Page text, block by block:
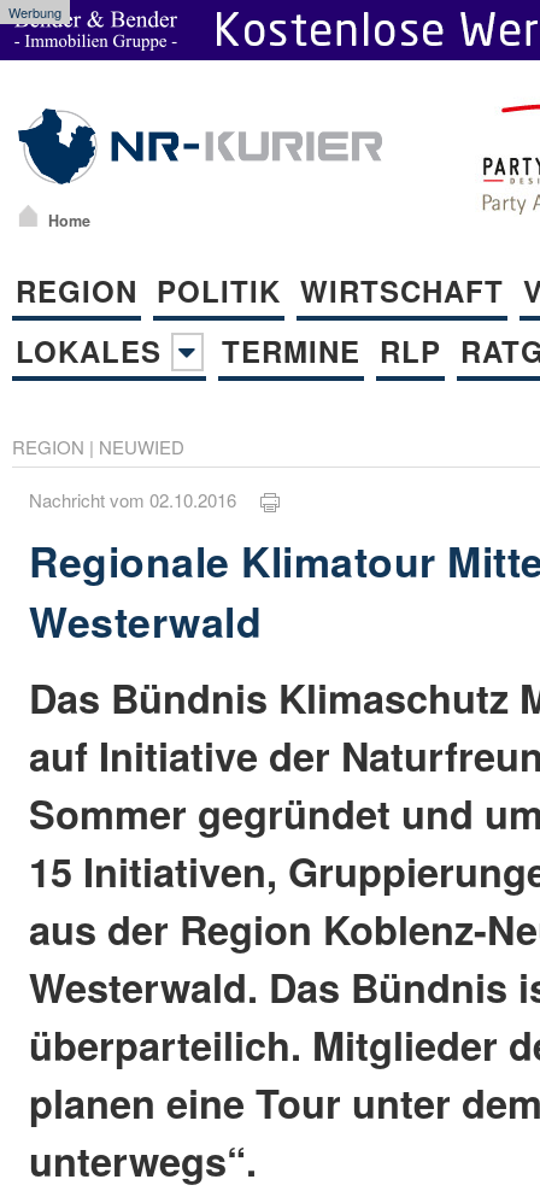
Werbung
Home
REGION POLITIK WIRTSCHAFT
LOKALES
TERMINE RLP
REGION | NEUWIED
Nachricht vom 02.10.2016
Regionale Klimatour
Westerwald
Das Bündnis Klimaschutz
auf Initiative der
Sommer gegründet und
15 Initiativen,
aus der Region Koblenz-
Westerwald. Das Bündnis
überparteilich. Mitglieder
planen eine Tour unter
unterwegs“.